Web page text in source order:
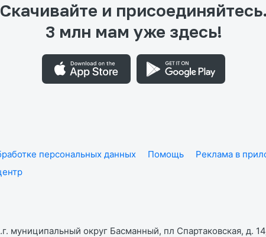
Скачивайте и присоединяйтесь.
3 млн мам уже здесь!
персональных данных Помощь Реклама в
муниципальный округ Басманный, пл Спартаковская, д.